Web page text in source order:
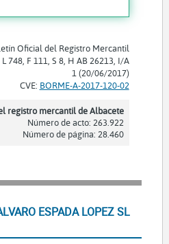
Oficial del Registro Mercantil
748, F 111, S 8, H AB 26213, I/A
1 (20/06/2017)
CVE: BORME-A-2017-120-02
registro mercantil de Albacete
Número de acto: 263.922
Número de página: 28.460
ESPADA LOPEZ SL